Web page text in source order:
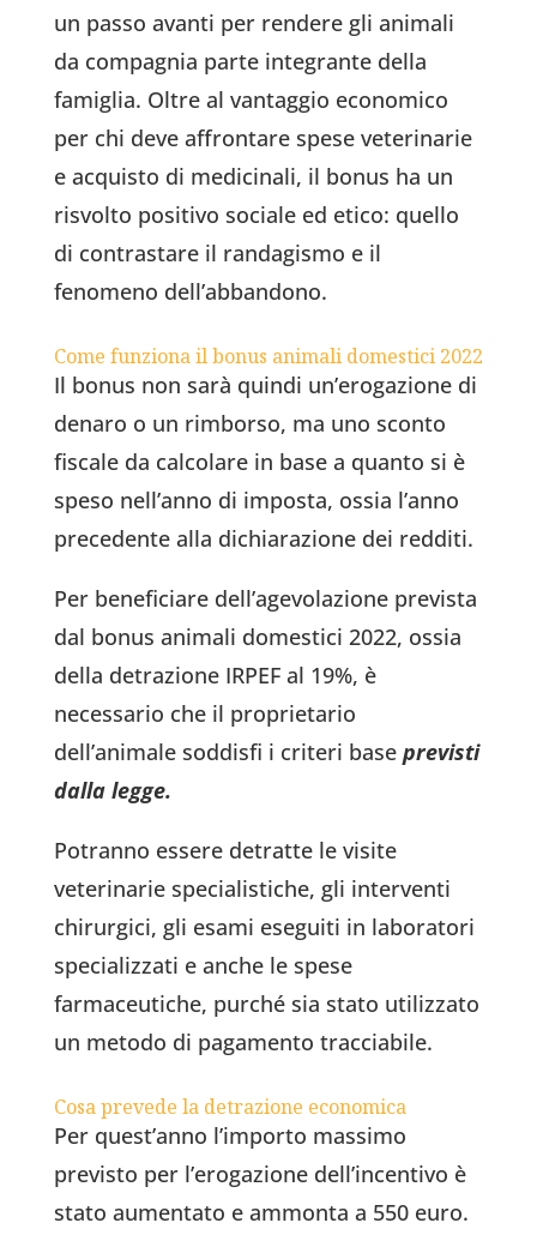
un passo avanti per rendere gli animali
da compagnia parte integrante della
famiglia. Oltre al vantaggio economico
per chi deve affrontare spese veterinarie
e acquisto di medicinali, il bonus ha un
risvolto positivo sociale ed etico: quello
di contrastare il randagismo e il
fenomeno dell’abbandono.
Come funziona il bonus animali domestici 2022
Il bonus non sarà quindi un’erogazione di
denaro o un rimborso, ma uno sconto
fiscale da calcolare in base a quanto si è
speso nell’anno di imposta, ossia l’anno
precedente alla dichiarazione dei redditi.
Per beneficiare dell’agevolazione prevista
dal bonus animali domestici 2022, ossia
della detrazione IRPEF al 19%, è
necessario che il proprietario
dell’animale soddisfi i criteri base previsti
dalla legge.
Potranno essere detratte le visite
veterinarie specialistiche, gli interventi
chirurgici, gli esami eseguiti in laboratori
specializzati e anche le spese
farmaceutiche, purché sia stato utilizzato
un metodo di pagamento tracciabile.
Cosa prevede la detrazione economica
Per quest’anno l’importo massimo
previsto per l’erogazione dell’incentivo è
stato aumentato e ammonta a 550 euro.